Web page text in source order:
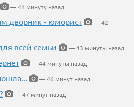
— 41 минуту назад
дворник - юморист
— 42
всей семьи
— 43 минуты назад
— 44 минуты назад
— 46 минут назад
— 47 минут назад